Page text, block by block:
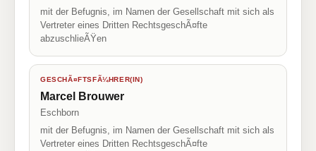
mit der Befugnis, im Namen der Gesellschaft mit sich als
Vertreter eines Dritten RechtsgeschÃ¤fte
abzuschlieÃŸen
GESCHÃ¤FTSFÃ¼HRER(IN)
Marcel Brouwer
Eschborn
mit der Befugnis, im Namen der Gesellschaft mit sich als
Vertreter eines Dritten RechtsgeschÃ¤fte